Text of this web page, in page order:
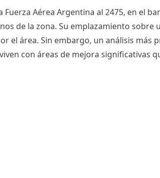
Fuerza Aérea Argentina al 2475, en el
de la zona. Su emplazamiento
el área. Sin embargo, un análisis
con áreas de mejora significativas